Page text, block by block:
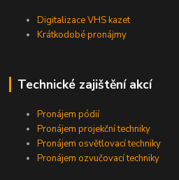
Digitalizace VHS kazet
Krátkodobé pronájmy
Technické zajištění akcí
Pronájem pódií
Pronájem projekční techniky
Pronájem osvětlovací techniky
Pronájem ozvučovací techniky